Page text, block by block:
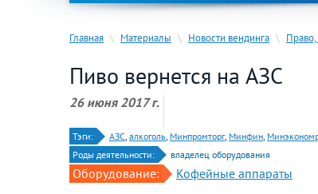
Главная \ Материалы \ Новости вендинга \ Право,
Пиво вернется на АЗС
26 июня 2017 г.
Тэги: АЗС, алкоголь, Минпромторг, Минфин,
Роды деятельности:
владелец оборудования
Оборудование: Кофейные аппараты